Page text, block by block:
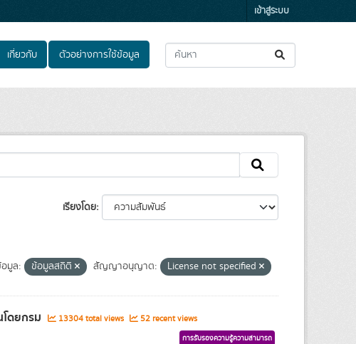
เข้าสู่ระบบ
เกี่ยวกับ ตัวอย่างการใช้ข้อมูล
เรียงโดย
มูล: ข้อมูลสถิติ สัญญาอนุญาต: License not specified
ดยกรม 13304 total views 52 recent views
การรับรองความรู้ความสามารถ